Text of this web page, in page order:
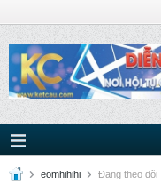
eomhihihi Ðang theo dõi